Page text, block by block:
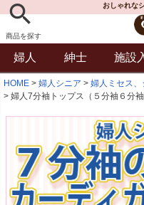
商品を探す
おしゃれな
婦人 紳士 施設
HOME 婦人シニア
婦人ミセス
婦人7分袖トップス（５分袖６分袖